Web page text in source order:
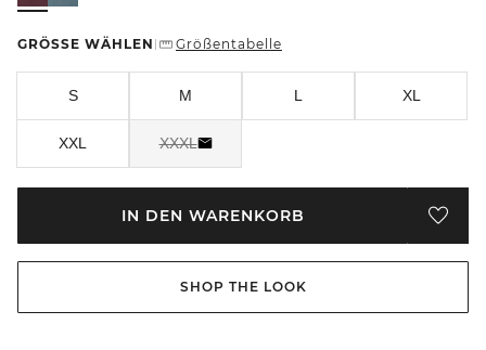
GRÖSSE WÄHLEN Größentabelle
S M L XL
XXL XXXL
IN DEN WARENKORB
SHOP THE LOOK